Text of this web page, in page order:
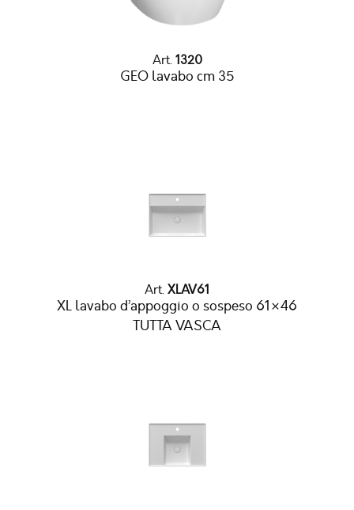
Art. 1320
GEO lavabo cm 35
Art. XLAV61
XL lavabo d’appoggio o sospeso 61×46
TUTTA VASCA